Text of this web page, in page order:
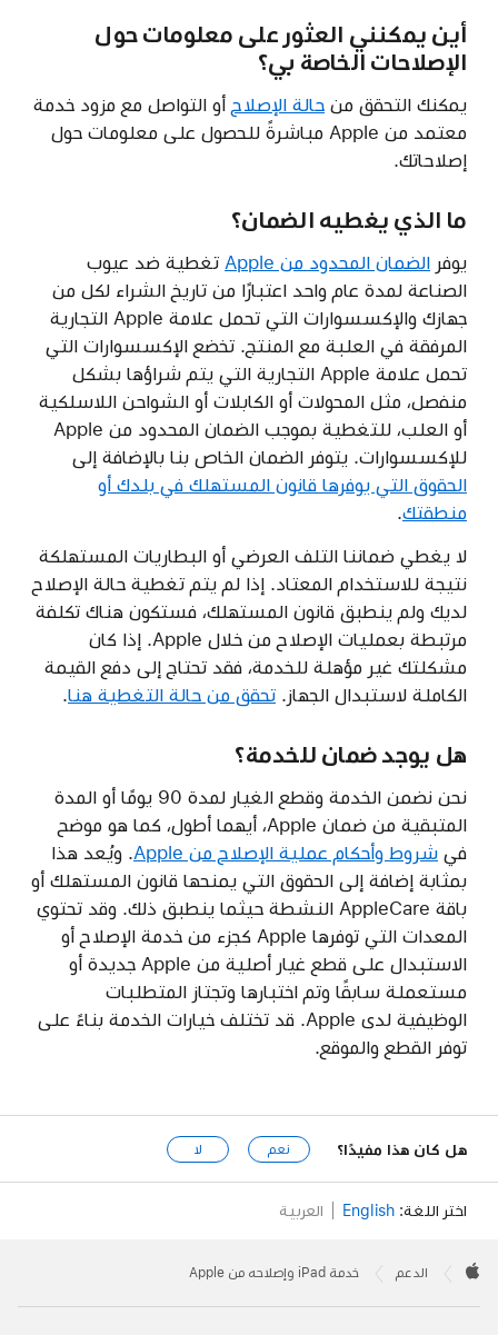
أين يمكنني العثور على معلومات حول
الإصلاحات الخاصة بي؟
يمكنك التحقق من حالة الإصلاح أو التواصل مع مزود خدمة
معتمد من Apple مباشرةً للحصول على معلومات حول
إصلاحاتك.
ما الذي يغطيه الضمان؟
يوفر الضمان المحدود من Apple
تغطية ضد عيوب
الصناعة لمدة عام واحد اعتبارًا من تاريخ الشراء لكل من
جهازك والإكسسوارات التي تحمل علامة Apple التجارية
المرفقة في العلبة مع المنتج. تخضع الإكسسوارات التي
تحمل علامة Apple التجارية التي يتم شراؤها بشكل
منفصل، مثل المحولات أو الكابلات أو الشواحن اللاسلكية
أو العلب، للتغطية بموجب الضمان المحدود من Apple
للإكسسوارات. يتوفر الضمان الخاص بنا بالإضافة إلى
الحقوق التي يوفرها قانون المستهلك في بلدك أو
منطقتك.
لا يغطي ضماننا التلف العرضي أو البطاريات المستهلكة
نتيجة للاستخدام المعتاد. إذا لم يتم تغطية حالة الإصلاح
لديك ولم ينطبق قانون المستهلك، فستكون هناك تكلفة
مرتبطة بعمليات الإصلاح من خلال Apple. إذا كان
مشكلتك غير مؤهلة للخدمة، فقد تحتاج إلى دفع القيمة
الكاملة لاستبدال الجهاز. تحقق من حالة التغطية هنا.
هل يوجد ضمان للخدمة؟
نحن نضمن الخدمة وقطع الغيار لمدة 90 يومًا أو المدة
المتبقية من ضمان Apple، أيهما أطول، كما هو موضح
في شروط وأحكام عملية الإصلاح من Apple
. ويُعد هذا
بمثابة إضافة إلى الحقوق التي يمنحها قانون المستهلك أو
باقة AppleCare النشطة حيثما ينطبق ذلك. وقد تحتوي
المعدات التي توفرها Apple كجزء من خدمة الإصلاح أو
الاستبدال على قطع غيار أصلية من Apple جديدة أو
مستعملة سابقًا وتم اختبارها وتجتاز المتطلبات
الوظيفية لدى Apple. قد تختلف خيارات الخدمة بناءً على
توفر القطع والموقع.
هل كان هذا مفيدًا؟ نعم لا
اختر اللغة: English العربية
Footer

الدعم خدمة iPad وإصلاحه من Apple